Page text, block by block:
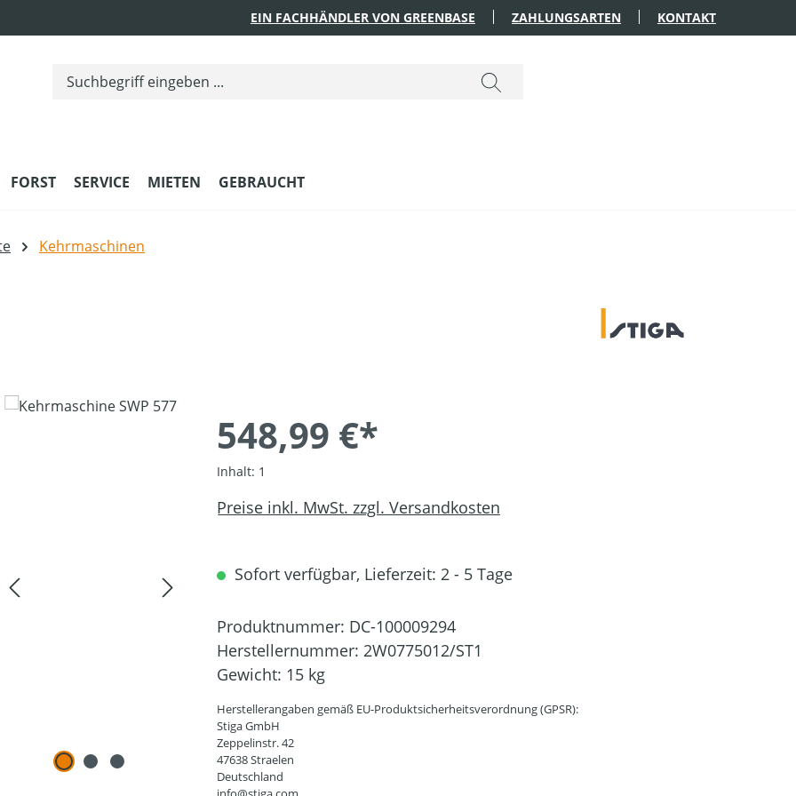
EIN FACHHÄNDLER VON GREENBASE ZAHLUNGSARTEN KONTAKT
FORST SERVICE MIETEN GEBRAUCHT
Kehrmaschinen
548,99 €*
Inhalt: 1
Preise inkl. MwSt. zzgl. Versandkosten
Sofort verfügbar, Lieferzeit: 2 - 5 Tage
Produktnummer: DC-100009294
Herstellernummer: 2W0775012/ST1
Gewicht: 15 kg
Herstellerangaben gemäß EU-Produktsicherheitsverordnung (GPSR):
Stiga GmbH
Zeppelinstr. 42
47638 Straelen
Deutschland